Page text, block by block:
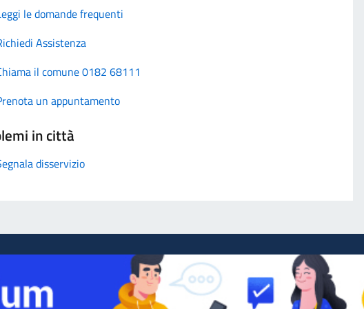
le domande frequenti
Assistenza
il comune 0182 68111
un appuntamento
in città
disservizio